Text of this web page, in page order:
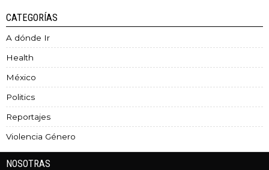
CATEGORÍAS
A dónde Ir
Health
México
Politics
Reportajes
Violencia Género
NOSOTRAS